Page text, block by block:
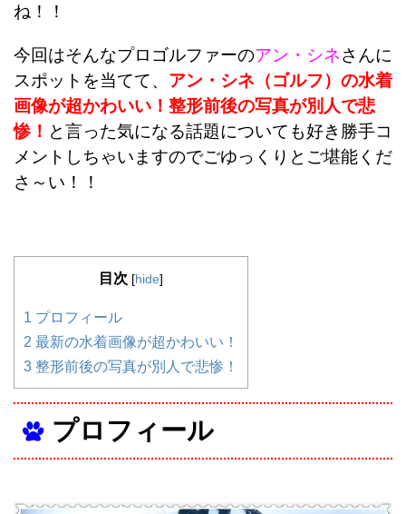
ね！！
今回はそんなプロゴルファーのアン・シネさんに
スポットを当てて、 アン・シネ（ゴルフ）の水着
画像が超かわいい！整形前後の写真が別人で悲
惨！ と言った気になる話題についても好き勝手コ
メントしちゃいますのでごゆっくりとご堪能くだ
さ～い！！
目次 [hide]
1 プロフィール
2 最新の水着画像が超かわいい！
3 整形前後の写真が別人で悲惨！
プロフィール